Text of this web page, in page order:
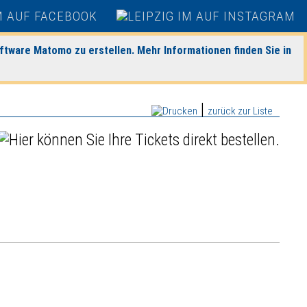
Matomo zu erstellen. Mehr Informationen finden Sie in
zurück zur Liste